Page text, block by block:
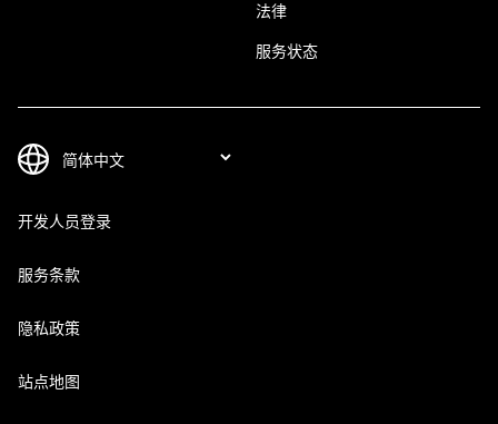
法律
服务状态
开发人员登录
服务条款
隐私政策
站点地图